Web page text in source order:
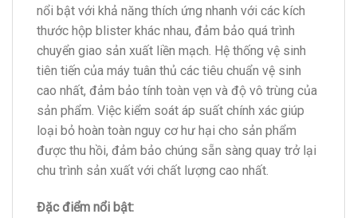
nổi bật với khả năng thích ứng nhanh với các kích
thước hộp blister khác nhau, đảm bảo quá trình
chuyển giao sản xuất liền mạch. Hệ thống vệ sinh
tiên tiến của máy tuân thủ các tiêu chuẩn vệ sinh
cao nhất, đảm bảo tính toàn vẹn và độ vô trùng của
sản phẩm. Việc kiểm soát áp suất chính xác giúp
loại bỏ hoàn toàn nguy cơ hư hại cho sản phẩm
được thu hồi, đảm bảo chúng sẵn sàng quay trở lại
chu trình sản xuất với chất lượng cao nhất.
Đặc điểm nổi bật: